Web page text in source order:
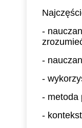
-
-
-
- metoda
-